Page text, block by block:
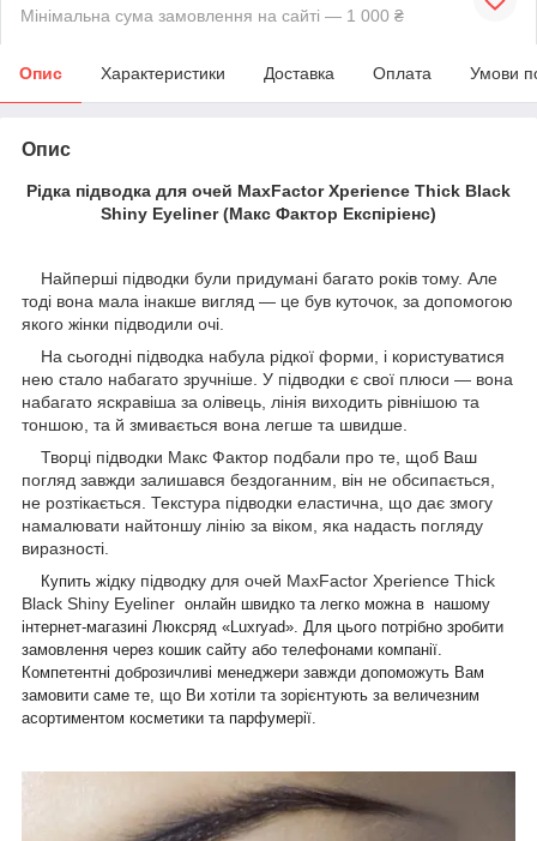
Мінімальна сума замовлення на сайті — 1 000 ₴
Опис Характеристики Доставка Оплата Умови
Опис
Рідка підводка для очей MaxFactor Xperience Thick Black
Shiny Eyeliner (Макс Фактор Експіріенс)
Найперші підводки були придумані багато років тому. Але
тоді вона мала інакше вигляд — це був куточок, за допомогою
якого жінки підводили очі.
На сьогодні підводка набула рідкої форми, і користуватися
нею стало набагато зручніше. У підводки є свої плюси — вона
набагато яскравіша за олівець, лінія виходить рівнішою та
тоншою, та й змивається вона легше та швидше.
Творці підводки Макс Фактор подбали про те, щоб Ваш
погляд завжди залишався бездоганним, він не обсипається,
не розтікається. Текстура підводки еластична, що дає змогу
намалювати найтоншу лінію за віком, яка надасть погляду
виразності.
Купить жідку підводку для очей MaxFactor Xperience Thick
Black Shiny Eyeliner онлайн швидко та легко можна в нашому
інтернет-магазині Люксряд «Luxryad». Для цього потрібно зробити
замовлення через кошик сайту або телефонами компанії.
Компетентні доброзичливі менеджери завжди допоможуть Вам
замовити саме те, що Ви хотіли та зорієнтують за величезним
асортиментом косметики та парфумерії.